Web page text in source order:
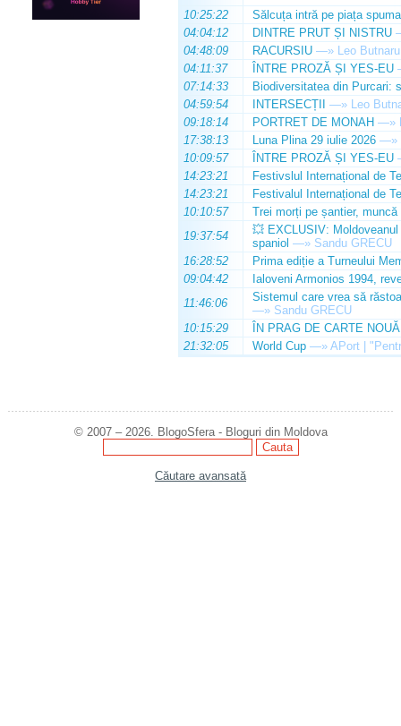
10:25:22
Sălcuța intră pe piața
04:04:12
DINTRE PRUT ȘI NISTRU
04:48:09
RACURSIU —» Leo Butnaru
04:11:37
ÎNTRE PROZĂ ȘI YES-EU
07:14:33
Biodiversitatea din Purcari:
04:59:54
INTERSECȚII —» Leo
09:18:14
PORTRET DE MONAH —»
17:38:13
Luna Plina 29 iulie 2026 —»
10:09:57
ÎNTRE PROZĂ ȘI YES-EU
14:23:21
Festivslul Internațional de
14:23:21
Festivalul Internațional de
10:10:57
Trei morți pe șantier, muncă
19:37:54
💥 EXCLUSIV:
spaniol —» Sandu GRECU
16:28:52
Prima ediție a Turneului
09:04:42
Ialoveni Armonios 1994,
11:46:06
Sistemul care vrea să
—» Sandu GRECU
10:15:29
ÎN PRAG DE CARTE NOUĂ
21:32:05
World Cup —» APort |
© 2007 – 2026. BlogoSfera - Bloguri din Moldova
Căutare avansată